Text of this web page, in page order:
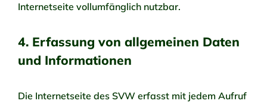
Internetseite vollumfänglich nutzbar.
4. Erfassung von allgemeinen Daten
und Informationen
Die Internetseite des SVW erfasst mit jedem Aufruf